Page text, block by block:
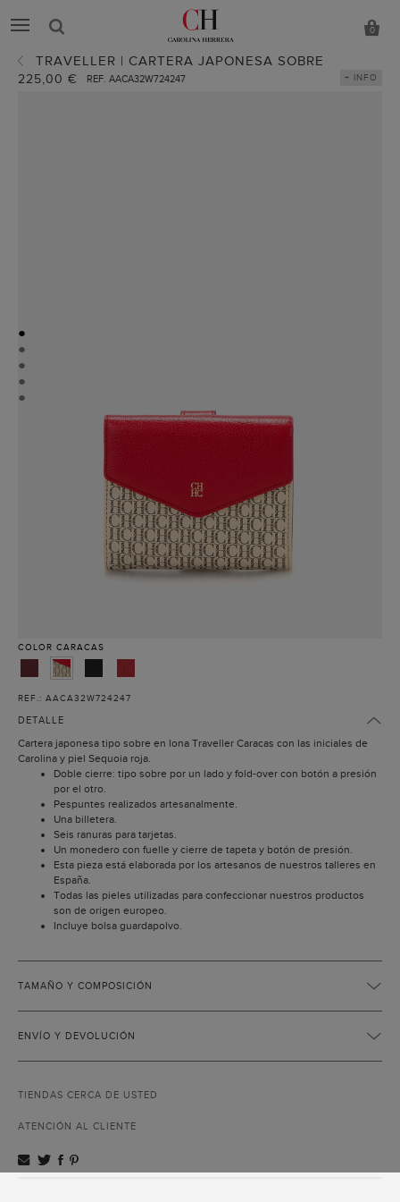
0
TRAVELLER | CARTERA JAPONESA SOBRE
225,00 € REF. AACA32W724247 + INFO
●
●
●
●
●
COLOR CARACAS
REF.: AACA32W724247
DETALLE
Cartera japonesa tipo sobre en lona Traveller Caracas con las iniciales de
Carolina y piel Sequoia roja.
Doble cierre: tipo sobre por un lado y fold-over con botón a presión
por el otro.
Pespuntes realizados artesanalmente.
Una billetera.
Seis ranuras para tarjetas.
Un monedero con fuelle y cierre de tapeta y botón de presión.
Esta pieza está elaborada por los artesanos de nuestros talleres en
España.
Todas las pieles utilizadas para confeccionar nuestros productos
son de origen europeo.
Incluye bolsa guardapolvo.
TAMAÑO Y COMPOSICIÓN
ENVÍO Y DEVOLUCIÓN
TIENDAS CERCA DE USTED
ATENCIÓN AL CLIENTE